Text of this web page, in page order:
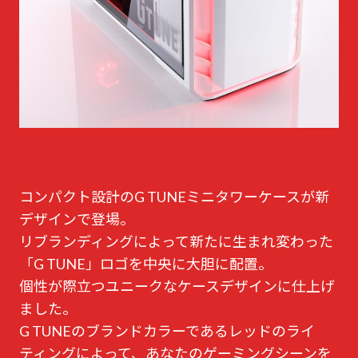
コンパクト設計のG TUNEミニタワーケースが新
デザインで登場。
リブランディングによって新たに生まれ変わった
「G TUNE」ロゴを中央に大胆に配置。
個性が際立つユニークなケースデザインに仕上げ
ました。
G TUNEのブランドカラーであるレッドのライ
ティングによって、あなたのゲーミングシーンを